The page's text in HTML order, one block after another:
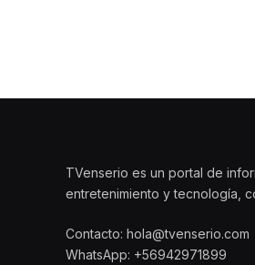
TVenserio es un portal de
entretenimiento y tecnología,
Contacto: hola@tvenserio.com
WhatsApp: +56942971899